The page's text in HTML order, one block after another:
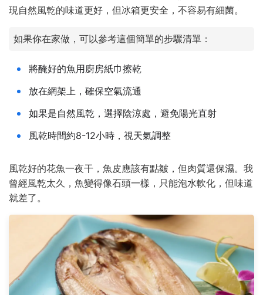
現自然風乾的味道更好，但冰箱更安全，不容易有細菌。
如果你在家做，可以參考這個簡單的步驟清單：
將醃好的魚用廚房紙巾擦乾
放在網架上，確保空氣流通
如果是自然風乾，選擇陰涼處，避免陽光直射
風乾時間約8-12小時，視天氣調整
風乾好的花魚一夜干，魚皮應該有點皺，但肉質還保濕。我
曾經風乾太久，魚變得像石頭一樣，只能泡水軟化，但味道
就差了。